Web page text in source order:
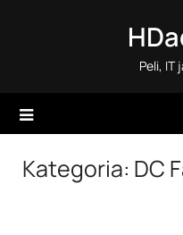
Peli, IT
Kategoria: DC